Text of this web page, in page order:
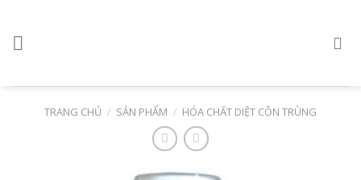
content
TRANG CHỦ / SẢN PHẨM / HÓA CHẤT DIỆT CÔN TRÙNG